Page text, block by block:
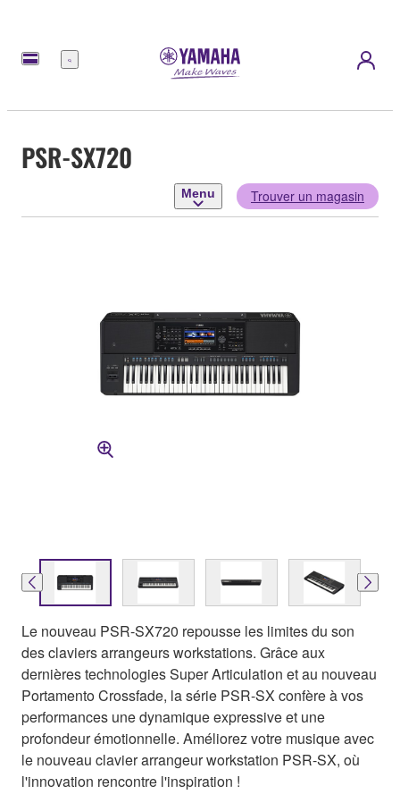
Menu
PSR-SX720
Menu Trouver un magasin
Le nouveau PSR-SX720 repousse les limites du son
des claviers arrangeurs workstations. Grâce aux
dernières technologies Super Articulation et au nouveau
Portamento Crossfade, la série PSR-SX confère à vos
performances une dynamique expressive et une
profondeur émotionnelle. Améliorez votre musique avec
le nouveau clavier arrangeur workstation PSR-SX, où
l'innovation rencontre l'inspiration !